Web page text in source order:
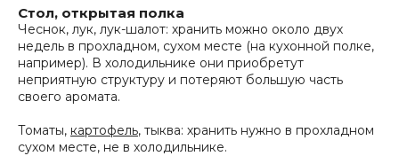
Стол, открытая полка
Чеснок, лук, лук-шалот: хранить можно около двух
недель в прохладном, сухом месте (на кухонной полке,
например). В холодильнике они приобретут
неприятную структуру и потеряют большую часть
своего аромата.
Томаты, картофель, тыква: хранить нужно в прохладном
сухом месте, не в холодильнике.